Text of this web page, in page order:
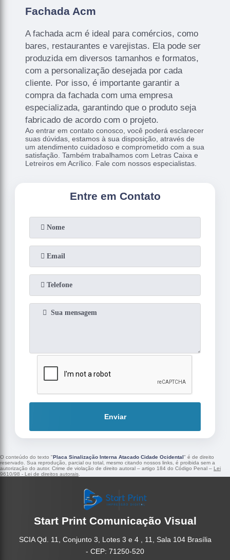
Fachada Acm
A fachada acm é ideal para comércios, como
bares, restaurantes e varejistas. Ela pode ser
produzida em diversos tamanhos e formatos,
com a personalização desejada por cada
cliente. Por isso, é importante garantir a
compra da fachada com uma empresa
especializada, garantindo que o produto seja
fabricado de acordo com o projeto.
Ao entrar em contato conosco, você poderá esclarecer
suas dúvidas, estamos à sua disposição, através de
um atendimento cuidadoso e comprometido com a sua
satisfação. Também trabalhamos com Letras Caixa e
Letreiros em Acrílico. Fale com nossos especialistas.
Entre em Contato
Enviar
O conteúdo do texto "Placa Sinalização Interna Atacado Cidade Ocidental" é de direito
reservado. Sua reprodução, parcial ou total, mesmo citando nossos links, é proibida sem a
autorização do autor. Crime de violação de direito autoral – artigo 184 do Código Penal – Lei
9610/98 - Lei de direitos autorais
Start Print Comunicação Visual
SCIA Qd. 11, Conjunto 3, Lotes 3 e 4 , 11, Sala 104 Brasília
- CEP: 71250-520